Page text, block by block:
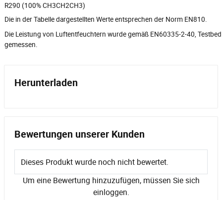
R290 (100% CH3CH2CH3)
Die in der Tabelle dargestellten Werte entsprechen der Norm EN810.
Die Leistung von Luftentfeuchtern wurde gemäß EN60335-2-40,
gemessen.
Herunterladen
Bewertungen unserer Kunden
Dieses Produkt wurde noch nicht bewertet.
Um eine Bewertung hinzuzufügen, müssen Sie sich
einloggen.